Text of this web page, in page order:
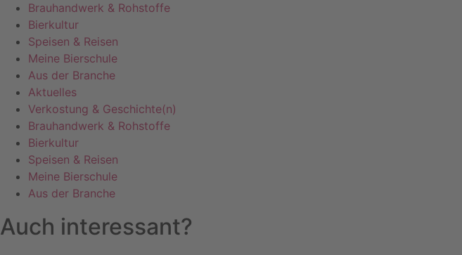
Brauhandwerk & Rohstoffe
Bierkultur
Speisen & Reisen
Meine Bierschule
Aus der Branche
Aktuelles
Verkostung & Geschichte(n)
Brauhandwerk & Rohstoffe
Bierkultur
Speisen & Reisen
Meine Bierschule
Aus der Branche
Auch interessant?